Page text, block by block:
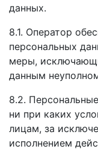
данных.
8.1. Оператор
персональных
меры,
данным
8.2.
ни при каких
лицам, за
исполнением